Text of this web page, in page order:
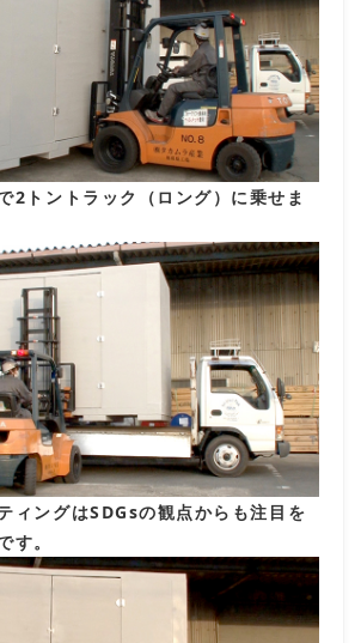
2トントラック（ロング）に乗せま
ィングはSDGsの観点からも注目を
す。